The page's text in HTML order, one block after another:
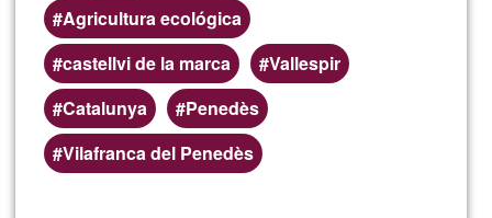
Agricultura ecológica
castellvi de la marca
Vallespir
Catalunya
Penedès
Vilafranca del Penedès